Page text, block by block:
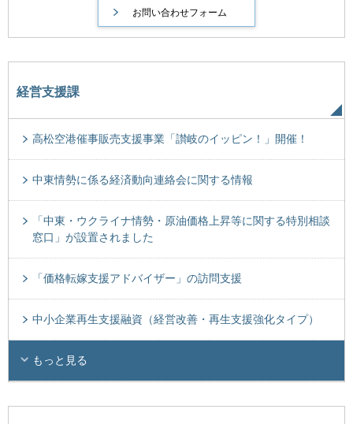
経営支援課
高松空港催事販売支援事業「讃岐のイッピン！」開催！
中東情勢に係る経済動向連絡会に関する情報
「中東・ウクライナ情勢・原油価格上昇等に関する特別相談
窓口」が設置されました
「価格転嫁支援アドバイザー」の訪問支援
中小企業再生支援融資（経営改善・再生支援強化タイプ）
もっと見る